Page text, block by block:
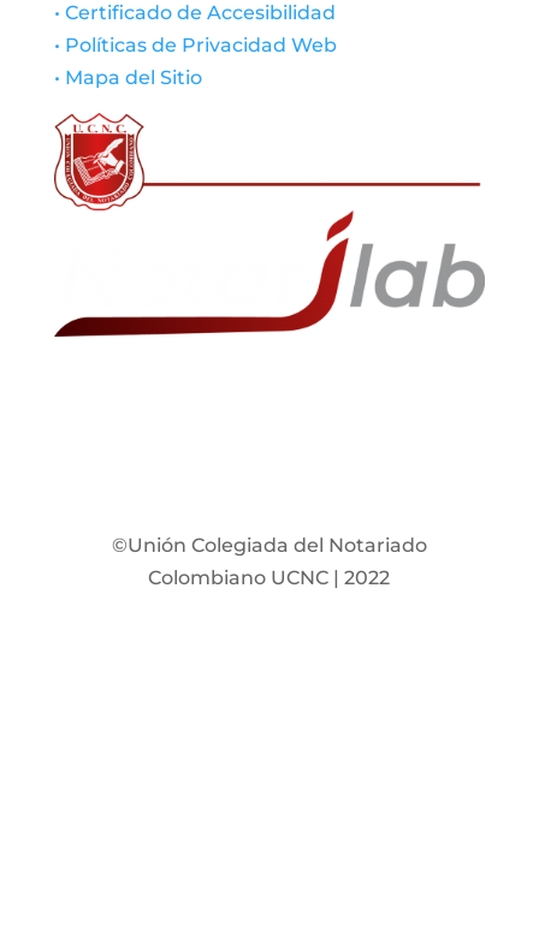
• Certificado de Accesibilidad
• Políticas de Privacidad Web
• Mapa del Sitio
©Unión Colegiada del Notariado
Colombiano UCNC | 2022